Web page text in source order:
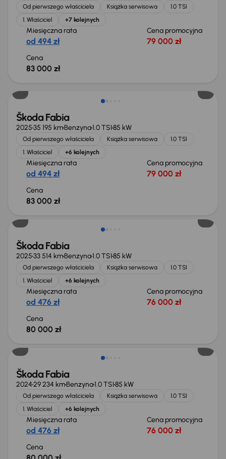
Od pierwszego właściciela Książka serwisowa
1.0 TSI
1. Właściciel
+7 kolejnych
Miesięczna rata
od 494 zł
Cena promocyjna
79 000 zł
Cena
83 000 zł
Škoda Fabia
202535 195 kmBenzyna1.0 TSI85 kW
Od pierwszego właściciela Książka serwisowa
1.0 TSI
1. Właściciel
+6 kolejnych
Miesięczna rata
od 494 zł
Cena promocyjna
79 000 zł
Cena
83 000 zł
Od nowego taniej o 12 000 zł
Škoda Fabia
202533 514 kmBenzyna1.0 TSI85 kW
Od pierwszego właściciela Książka serwisowa
1.0 TSI
1. Właściciel
+6 kolejnych
Miesięczna rata
od 476 zł
Cena promocyjna
76 000 zł
Cena
80 000 zł
Możliwość odliczenia VAT
Škoda Fabia
202429 234 kmBenzyna1.0 TSI85 kW
Od pierwszego właściciela Książka serwisowa
1.0 TSI
1. Właściciel
+6 kolejnych
Miesięczna rata
od 476 zł
Cena promocyjna
76 000 zł
Cena